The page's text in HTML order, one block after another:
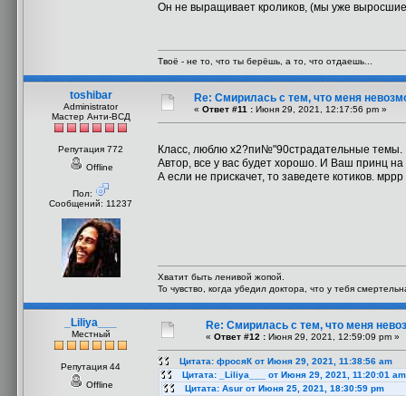
Он не выращивает кроликов, (мы уже
Твоё - не то, что ты берёшь, а то, что отдаешь...
toshibar
Administrator
Мастер Анти-ВСД
Репутация 772
Offline
Пол:
Сообщений: 11237
Re: Смирилась с тем, что меня
« Ответ #11 : Июня 29, 2021, 12:17:56 pm »
Класс, люблю х2?пи№"90страдательные темы.
Автор, все у вас будет хорошо. И Ваш принц
А если не прискачет, то заведете котиков. мррр
Хватит быть ленивой жопой.
То чувство, когда убедил доктора, что у тебя
_Liliya___
Местный
Репутация 44
Offline
Re: Смирилась с тем, что меня
« Ответ #12 : Июня 29, 2021, 12:59:09 pm »
Цитата: фросяК от Июня 29, 2021, 11:38:56 am
Цитата: _Liliya___ от Июня 29, 2021, 11:20:01 am
Цитата: Asur от Июня 25, 2021, 18:30:59 pm